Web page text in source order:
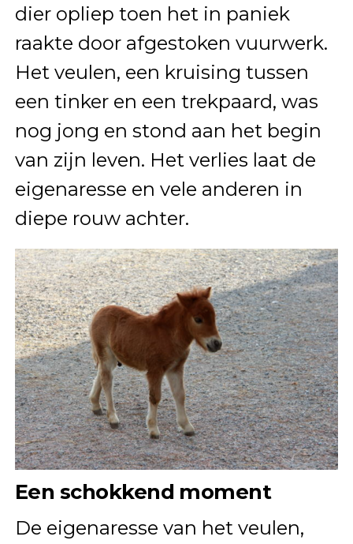
dier opliep toen het in paniek
raakte door afgestoken vuurwerk.
Het veulen, een kruising tussen
een tinker en een trekpaard, was
nog jong en stond aan het begin
van zijn leven. Het verlies laat de
eigenaresse en vele anderen in
diepe rouw achter.
Een schokkend moment
De eigenaresse van het veulen,